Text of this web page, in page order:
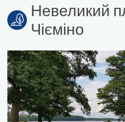
Невеликий
Чієміно